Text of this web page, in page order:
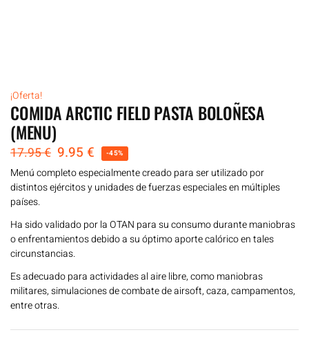
¡Oferta!
COMIDA ARCTIC FIELD PASTA BOLOÑESA
(MENU)
17.95€ 9.95 € -45%
Menú completo especialmente creado para ser utilizado por
distintos ejércitos y unidades de fuerzas especiales en múltiples
países.
Ha sido validado por la OTAN para su consumo durante maniobras
o enfrentamientos debido a su óptimo aporte calórico en tales
circunstancias.
Es adecuado para actividades al aire libre, como maniobras
militares, simulaciones de combate de airsoft, caza, campamentos,
entre otras.